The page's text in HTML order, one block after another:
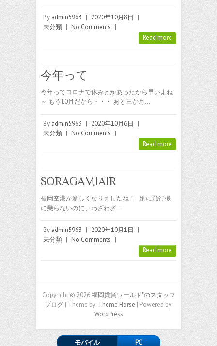
By admin5963 | 2020年10月8日
|
未分類 | No Comments |
Read more
今年って
今年ってコロナで休みとかあったから早いよね
～ もう10月だから・・・ あと三か月…
By admin5963 | 2020年10月6日
|
未分類 | No Comments |
Read more
SORAGAMIAIR
福岡空港が新しくなりましたね！ 別に飛行機
に乗らないのに、わざわざ…
By admin5963 | 2020年10月1日
|
未分類 | No Comments |
Read more
Copyright © 2026福岡賃貸ワールド"のスタッフ
ブログ | Theme by: Theme Horse | Powered by:
WordPress
モバイル PC